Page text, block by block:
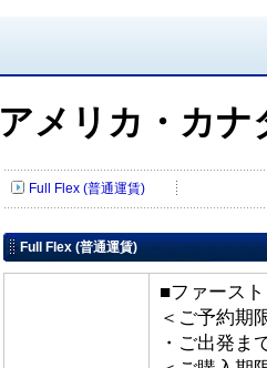
アメリカ・カナ
Full Flex (普通運賃)
Full Flex (普通運賃)
■ファース
＜ご予約期
・ご出発ま